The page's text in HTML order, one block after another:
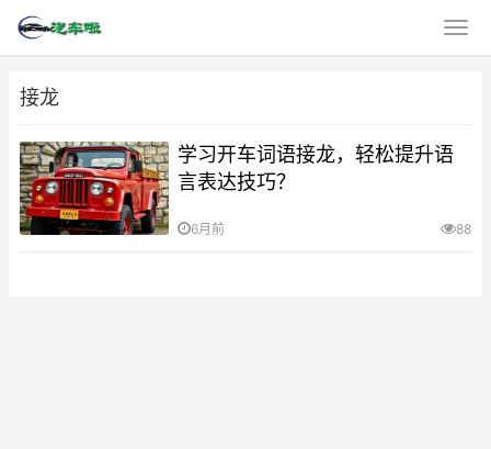
接龙
学习开车词语接龙，轻松提升语
言表达技巧？
6月前 88